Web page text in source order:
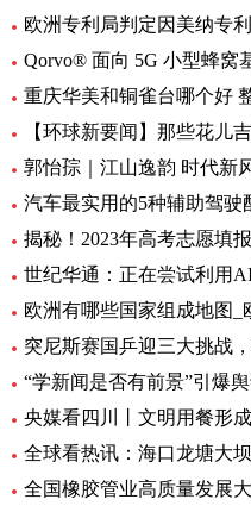
重庆华美和铜雀台哪个好
【环球新要闻】那些花儿
汽车最实用的5种辅助驾驶
欧洲有哪些国家组成地图_
“学新闻是否有前景”引爆
央媒看四川丨文明用餐形
全球看热讯：海口龙塘大
全国橡胶管业高质量发展